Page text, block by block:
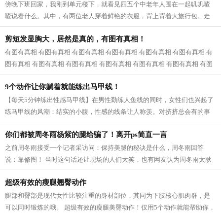
傍晚下班回家，我刚到单元楼下，就看见四五个中老年人围在一起叽叽喳
喳说着什么。其中，有两位老人穿着鲜艳的衣服，背上背着大旅行包。走
近一看，原来是婆婆和公公，我已经快...
剪短发显胸大，居然是真的，有图有真相！
有图有真相 有图有真相 有图有真相 有图有真相 有图有真相 有图有真相 有
图有真相 有图有真相 有图有真相 有图有真相 有图有真相 有图有真相 有图
有真相...
9个动作让你躺着就能练出马甲线！
【每天5分钟练出性感马甲线】在男性勤练人鱼线的同时，女性们也兴起了
练马甲线的风潮：结实的小腹，性感的线条让人称羡。对挤挤总会有的事
业线，拥有马甲线的女性呈现的体态更...
你们都被周冬雨杨紫的腿给骗了！离开ps简直一言
之前周冬雨接受一个记者采访问：保持美腿的秘诀是什么，周冬雨回答
说：靠修图！ 当时这句话还让现场的人们大笑，也有网友认为周冬雨太耿
直，然而，看了一些没有后期修的图片之...
超级有效的瘦腿翘臀动作
腿部和臀部是现代女性比较注重的身材部位，其同为下肢核心肌肉群，是
可以同时锻炼的哦。 超级有效的瘦腿美臀动作！仅用5个动作就能帮助你，